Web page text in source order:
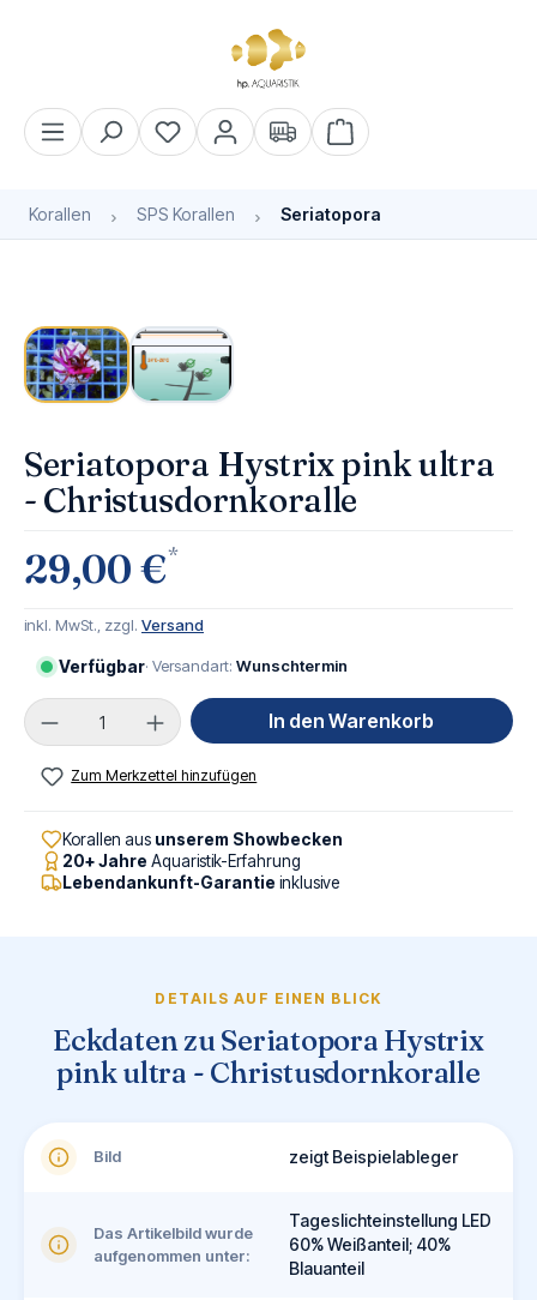
Warenkorb enthält 0
Korallen SPS Korallen Seriatopora
Seriatopora Hystrix pink ultra
- Christusdornkoralle
29,00 €*
inkl. MwSt., zzgl. Versand
Verfügbar· Versandart: Wunschtermin
Produkt Anzahl: Gib den gewünschten Wert
In den Warenkorb
Zum Merkzettel hinzufügen
Korallen aus unserem Showbecken
20+ Jahre Aquaristik-Erfahrung
Lebendankunft-Garantie inklusive
DETAILS AUF EINEN BLICK
Eckdaten zu Seriatopora Hystrix
pink ultra - Christusdornkoralle
Bild zeigt Beispielableger
Das Artikelbild wurde
aufgenommen unter:
Tageslichteinstellung LED
60% Weißanteil; 40%
Blauanteil